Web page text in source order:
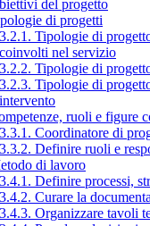
del progetto
di progetti
3.2.1. Tipologie di
coinvolti nel servizio
3.2.2. Tipologie di
3.2.3. Tipologie di
intervento
ruoli e figure
3.3.1. Coordinatore di
3.3.2. Definire ruoli e
di lavoro
3.4.1. Definire processi,
3.4.2. Curare la
3.4.3. Organizzare tavoli